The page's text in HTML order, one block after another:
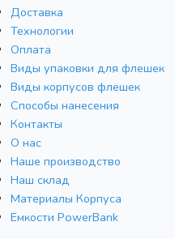
Доставка
Технологии
Оплата
Виды упаковки для флешек
Виды корпусов флешек
Способы нанесения
Контакты
О нас
Наше производство
Наш склад
Материалы Корпуса
Емкости PowerBank